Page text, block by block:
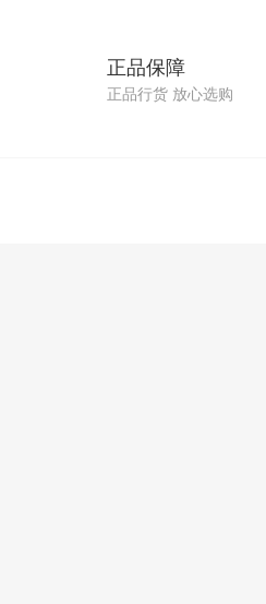
正品保障
正品行货 放心选购